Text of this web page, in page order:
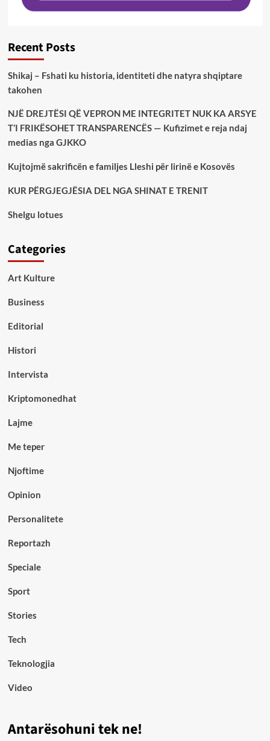
Recent Posts
Shikaj – Fshati ku historia, identiteti dhe natyra shqiptare
takohen
NJË DREJTËSI QË VEPRON ME INTEGRITET NUK KA ARSYE
T’I FRIKËSOHET TRANSPARENCËS — Kufizimet e reja ndaj
medias nga GJKKO
Kujtojmë sakrificën e familjes Lleshi për lirinë e Kosovës
KUR PËRGJEGJËSIA DEL NGA SHINAT E TRENIT
Shelgu lotues
Categories
Art Kulture
Business
Editorial
Histori
Intervista
Kriptomonedhat
Lajme
Me teper
Njoftime
Opinion
Personalitete
Reportazh
Speciale
Sport
Stories
Tech
Teknologjia
Video
Antarësohuni tek ne!